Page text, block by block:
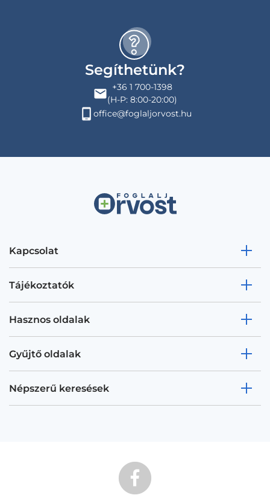
Segíthetünk?
+36 1 700-1398
(H-P: 8:00-20:00)
office@foglaljorvost.hu
Kapcsolat
Tájékoztatók
Hasznos oldalak
Gyűjtő oldalak
Népszerű keresések